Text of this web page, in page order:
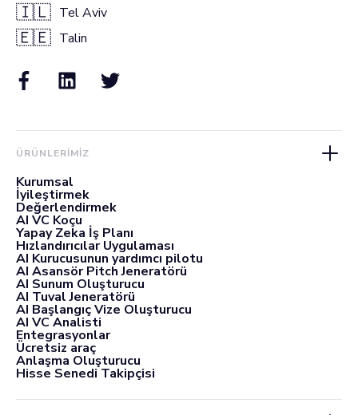
🇮🇱 Tel Aviv
🇪🇪 Talin
ÜRÜNLERIMIZ
Kurumsal
İyileştirmek
Değerlendirmek
AI VC Koçu
Yapay Zeka İş Planı
Hızlandırıcılar Uygulaması
AI Kurucusunun yardımcı pilotu
AI Asansör Pitch Jeneratörü
AI Sunum Oluşturucu
AI Tuval Jeneratörü
AI Başlangıç Vize Oluşturucu
AI VC Analisti
Entegrasyonlar
Ücretsiz araç
Anlaşma Oluşturucu
Hisse Senedi Takipçisi